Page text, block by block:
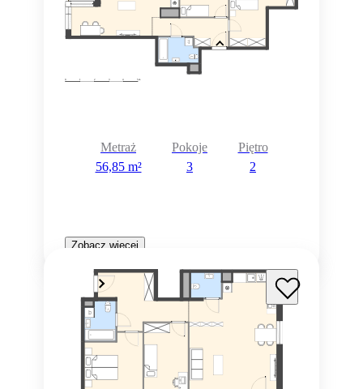
Metraż
56,85 m²
Pokoje
3
Piętro
2
Zobacz więcej